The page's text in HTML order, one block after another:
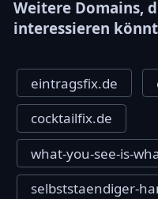
Weitere Domains,
interessieren
eintragsfix.de
cocktailfix.de
what-you-see-is-
selbststaendiger-